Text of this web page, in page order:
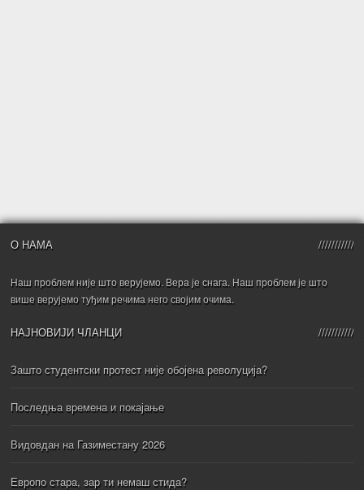
О НАМА
Наш проблем није што верујемо. Вера је снага. Наш проблем је што
више верујемо туђим речима него својим очима.
НАЈНОВИЈИ ЧЛАНЦИ
Зашто студентски протест није обојена револуција?
Последња времена и покајање
Видовдан на Газиместану 2026
Европо стара, зар ти немаш стида?